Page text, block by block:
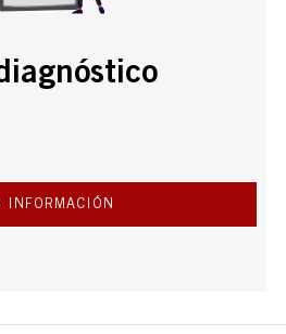
INFORMACIÓN